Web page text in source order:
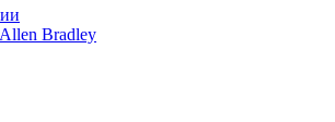
Bradley